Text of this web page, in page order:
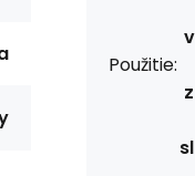
Použitie: